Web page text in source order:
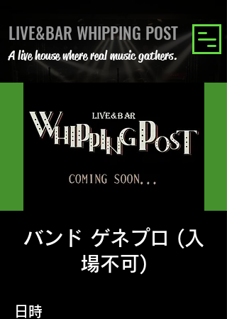
LIVE&BAR WHIPPING POST
A live house where real music gathers.
バンド ゲネプロ (入
場不可)
日時